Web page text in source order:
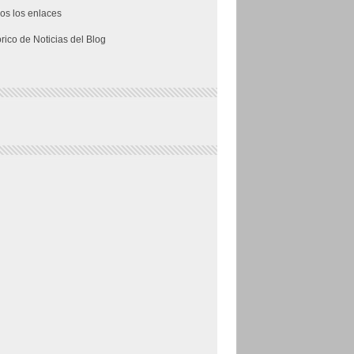
los enlaces
de Noticias del Blog